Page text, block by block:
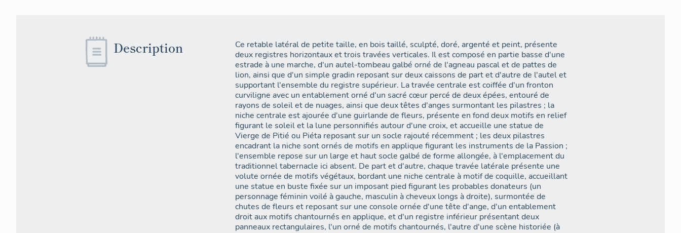
Description
Ce retable latéral de petite taille, en bois taillé, sculpté, doré, argenté et peint, présente
deux registres horizontaux et trois travées verticales. Il est composé en partie basse d'une
estrade à une marche, d'un autel-tombeau galbé orné de l'agneau pascal et de pattes de
lion, ainsi que d'un simple gradin reposant sur deux caissons de part et d'autre de l'autel et
supportant l'ensemble du registre supérieur. La travée centrale est coiffée d'un fronton
curviligne avec un entablement orné d'un sacré cœur percé de deux épées, entouré de
rayons de soleil et de nuages, ainsi que deux têtes d'anges surmontant les pilastres ; la
niche centrale est ajourée d'une guirlande de fleurs, présente en fond deux motifs en relief
figurant le soleil et la lune personnifiés autour d'une croix, et accueille une statue de
Vierge de Pitié ou Piéta reposant sur un socle rajouté récemment ; les deux pilastres
encadrant la niche sont ornés de motifs en applique figurant les instruments de la Passion ;
l'ensemble repose sur un large et haut socle galbé de forme allongée, à l'emplacement du
traditionnel tabernacle ici absent. De part et d'autre, chaque travée latérale présente une
volute ornée de motifs végétaux, bordant une niche centrale à motif de coquille, accueillant
une statue en buste fixée sur un imposant pied figurant les probables donateurs (un
personnage féminin voilé à gauche, masculin à cheveux longs à droite), surmontée de
chutes de fleurs et reposant sur une console ornée d'une tête d'ange, d'un entablement
droit aux motifs chantournés en applique, et d'un registre inférieur présentant deux
panneaux rectangulaires, l'un orné de motifs chantournés, l'autre d'une scène historiée (à